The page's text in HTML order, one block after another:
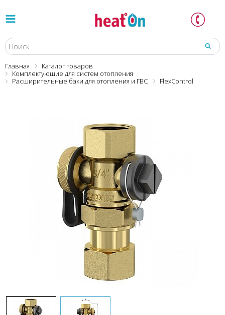
Главная
Каталог товаров
Комплектующие для систем отопления
Расширительные баки для отопления и ГВС
FlexControl